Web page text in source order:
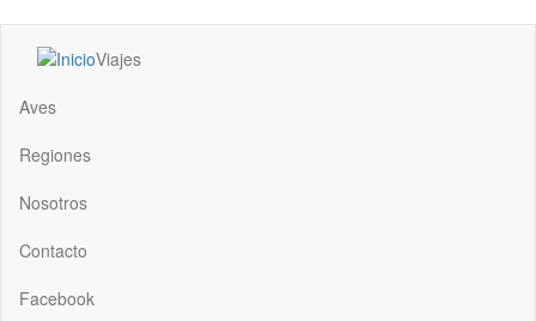
principal
Main
navigation
Viajes
Aves
Regiones
Nosotros
Contacto
Facebook